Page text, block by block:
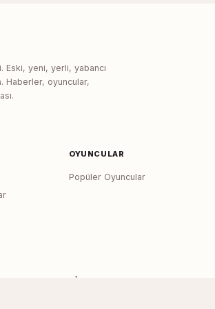
Eski, yeni, yerli, yabancı
oyuncular,
OYUNCULAR
Popüler Oyuncular
SITE